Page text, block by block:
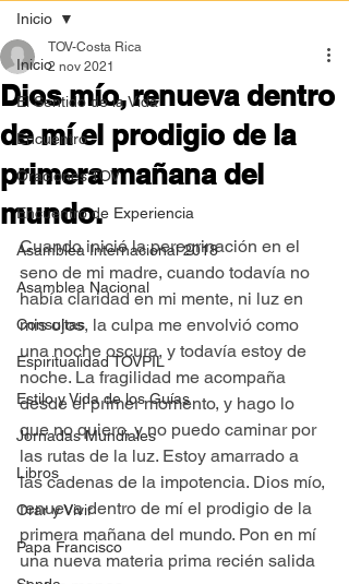
Inicio
El Sentido de la Vida
Encuentro
Oraciones TOV
Encuentro de Experiencia
Asamblea Internacional 2018
Asamblea Nacional
Consultas
Espiritualidad TOVPIL
Estilo y Vida de los Guías
Jornadas Mundiales
Libros
Orar y Vivir
Papa Francisco
Inicio
Dios mío, renueva dentro
de mí el prodigio de la
primera mañana del
mundo.
TOV-Costa Rica
2 nov 2021
Cuando inicié la peregrinación en el
seno de mi madre, cuando todavía no
había claridad en mi mente, ni luz en
mis ojos, la culpa me envolvió como
una noche oscura, y todavía estoy de
noche. La fragilidad me acompaña
desde el primer momento, y hago lo
que no quiero, y no puedo caminar por
las rutas de la luz. Estoy amarrado a
las cadenas de la impotencia. Dios mío,
renueva dentro de mí el prodigio de la
primera mañana del mundo. Pon en mí
una nueva materia prima recién salida